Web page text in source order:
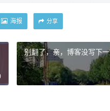
海报 分享
别翻了，亲，博客没写下